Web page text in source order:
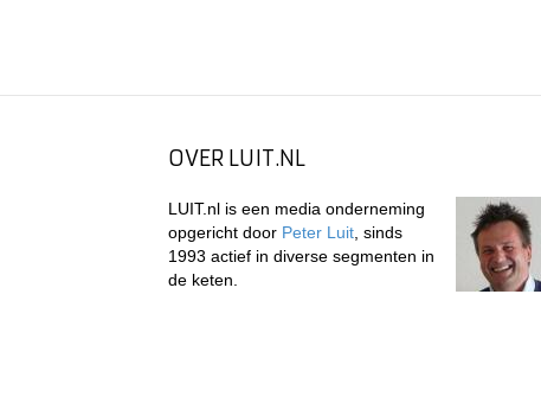
OVER LUIT.NL
LUIT.nl is een media onderneming
opgericht door Peter Luit , sinds
1993 actief in diverse segmenten in
de keten.